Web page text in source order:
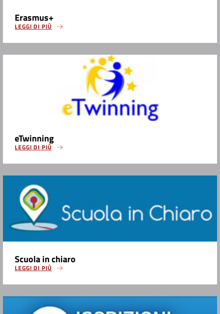
Erasmus+
LEGGI DI PIÙ
eTwinning
LEGGI DI PIÙ
Scuola in chiaro
LEGGI DI PIÙ